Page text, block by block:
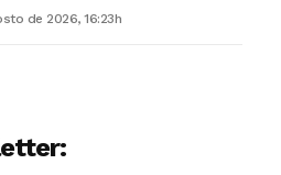
de 2026, 16:23h